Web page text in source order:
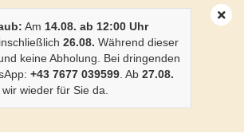
Am 14.08. ab 12:00 Uhr
26.08. Während dieser
keine Abholung. Bei dringenden
+43 7677 039599 . Ab 27.08.
wieder für Sie da.